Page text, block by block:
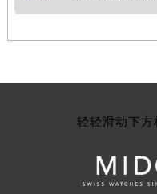
轻轻滑动下方